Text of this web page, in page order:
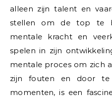
alleen zijn talent en
stellen om de top te
mentale kracht en
spelen in zijn
mentale proces om zich
zijn fouten en door te
momenten, is een